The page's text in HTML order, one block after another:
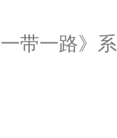
带一路》系